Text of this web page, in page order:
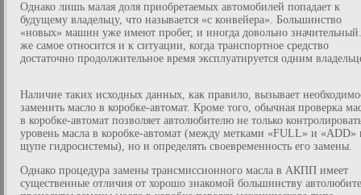
Однако лишь малая доля приобретаемых автомобилей попадает к
будущему владельцу, что называется «с конвейера». Большинство
«новых» машин уже имеют пробег, и иногда довольно
же самое относится и к ситуации, когда транспортное средство
достаточно продолжительное время эксплуатируется одним
Наличие таких исходных данных, как правило, вызывает
заменить масло в коробке-автомат. Кроме того, обычная проверка
в коробке-автомат позволяет автолюбителю не только
уровень масла в коробке-автомат (между метками «FULL» и «ADD»
щупе гидросистемы), но и определять своевременность его замены.
Однако процедура замены трансмиссионного масла в АКПП имеет
существенные отличия от хорошо знакомой большинству